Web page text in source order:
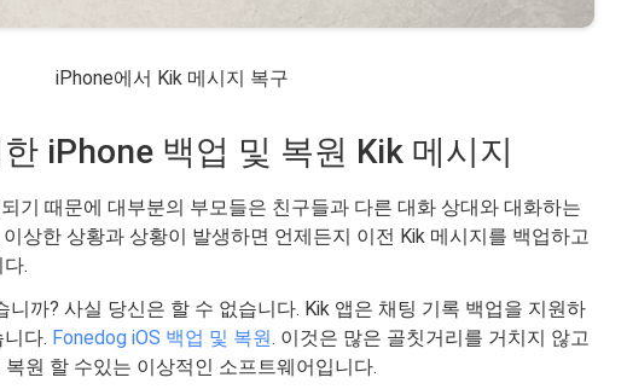
iPhone에서 Kik 메시지 복구
iPhone 백업 및 복원 Kik 메시지
기 때문에 대부분의 부모들은 친구들과 다른 대화 상대와 대화하는
상한 상황과 상황이 발생하면 언제든지 이전 Kik 메시지를 백업하고
.
니까? 사실 당신은 할 수 없습니다. Kik 앱은 채팅 기록 백업을 지원하
다. Fonedog iOS 백업 및 복원. 이것은 많은 골칫거리를 거치지 않고
원 할 수있는 이상적인 소프트웨어입니다.